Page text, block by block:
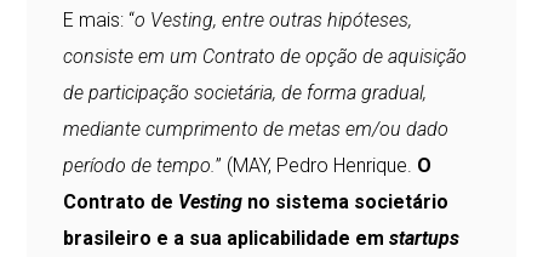
E mais: “o Vesting, entre outras hipóteses,
consiste em um Contrato de opção de aquisição
de participação societária, de forma gradual,
mediante cumprimento de metas em/ou dado
período de tempo.” (MAY, Pedro Henrique. O
Contrato de Vesting no sistema societário
brasileiro e a sua aplicabilidade emstartups